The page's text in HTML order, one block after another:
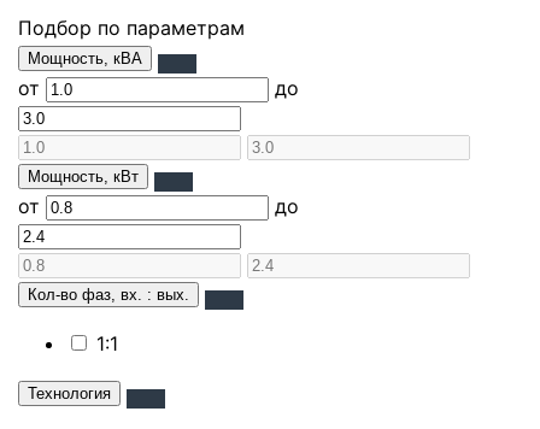
Подбор по параметрам
Мощность, кВА
от до
Мощность, кВт
от до
Кол-во фаз, вх. : вых.
1:1
Технология